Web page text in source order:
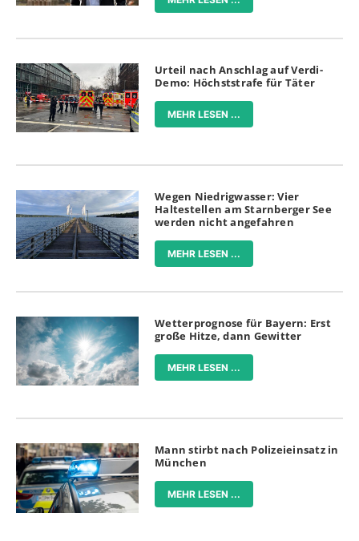
Urteil nach Anschlag auf Verdi-
Demo: Höchststrafe für Täter
MEHR LESEN ...
Wegen Niedrigwasser: Vier
Haltestellen am Starnberger See
werden nicht angefahren
MEHR LESEN ...
Wetterprognose für Bayern: Erst
große Hitze, dann Gewitter
MEHR LESEN ...
Mann stirbt nach Polizeieinsatz in
München
MEHR LESEN ...